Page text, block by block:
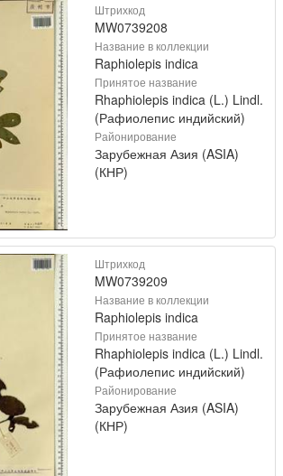
Штрихкод
MW0739208
Название в коллекции
Raphiolepis indica
Принятое название
Rhaphiolepis indica (L.) Lindl.
(Рафиолепис индийский)
Районирование
Зарубежная Азия (ASIA)
(КНР)
Штрихкод
MW0739209
Название в коллекции
Raphiolepis indica
Принятое название
Rhaphiolepis indica (L.) Lindl.
(Рафиолепис индийский)
Районирование
Зарубежная Азия (ASIA)
(КНР)